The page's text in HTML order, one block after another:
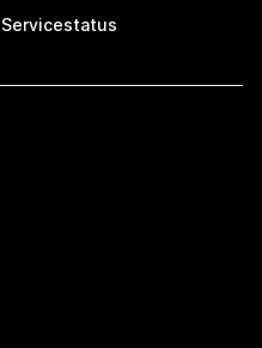
Servicestatus